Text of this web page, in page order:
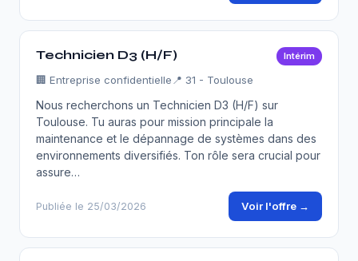
Technicien D3 (H/F) Intérim
🏢 Entreprise confidentielle 📍 31 - Toulouse
Nous recherchons un Technicien D3 (H/F) sur
Toulouse. Tu auras pour mission principale la
maintenance et le dépannage de systèmes dans des
environnements diversifiés. Ton rôle sera crucial pour
assure…
Publiée le 25/03/2026 Voir l'offre →